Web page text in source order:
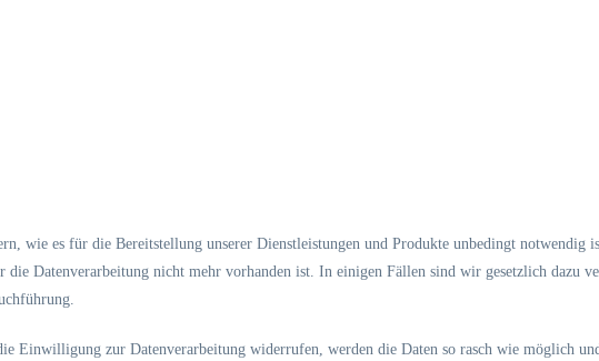
wie es für die Bereitstellung unserer Dienstleistungen und Produkte unbedingt
die Datenverarbeitung nicht mehr vorhanden ist. In einigen Fällen sind wir gesetzlich dazu
Einwilligung zur Datenverarbeitung widerrufen, werden die Daten so rasch wie möglich